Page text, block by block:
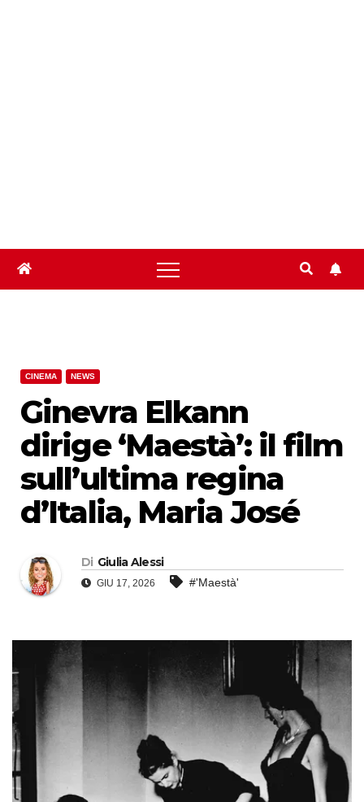
CINEMA NEWS
Ginevra Elkann
dirige ‘Maestà’: il film
sull’ultima regina
d’Italia, Maria José
Di Giulia Alessi
GIU 17, 2026 #'Maestà'